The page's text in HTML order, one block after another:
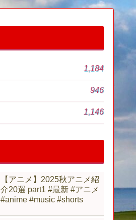
1,184
946
1,146
【アニメ】2025秋アニメ紹
介20選 part1 #最新 #アニメ
#anime #music #shorts